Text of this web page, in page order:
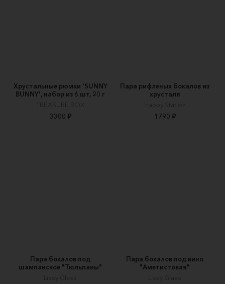
Хрустальные рюмки 'SUNNY
BUNNY', набор из 6 шт, 20 г
TREASURE BOX
3300 ₽
Пара рифленых бокалов из
хрусталя
Happy Station
1790 ₽
Пара бокалов под
шампанское "Тюльпаны"
Lissy Glass
Пара бокалов под вино
"Аметистовая"
Lissy Glass